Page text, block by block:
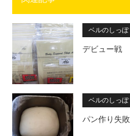
ベルのしっぽ
デビュー戦
ベルのしっぽ
パン作り失敗